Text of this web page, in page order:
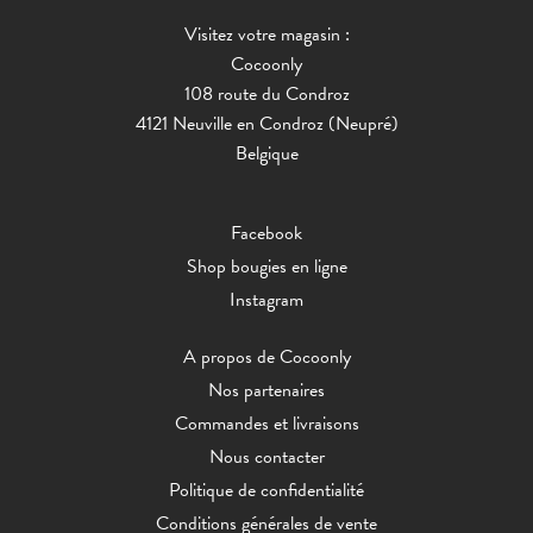
Visitez votre magasin :
Cocoonly
108 route du Condroz
4121 Neuville en Condroz (Neupré)
Belgique
Facebook
Shop bougies en ligne
Instagram
A propos de Cocoonly
Nos partenaires
Commandes et livraisons
Nous contacter
Politique de confidentialité
Conditions générales de vente